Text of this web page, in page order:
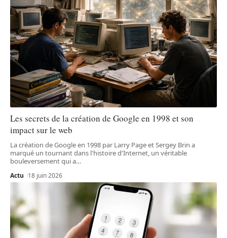
Les secrets de la création de Google en 1998 et son
impact sur le web
La création de Google en 1998 par Larry Page et Sergey Brin a
marqué un tournant dans l'histoire d'Internet, un véritable
bouleversement qui a…
Actu 18 juin 2026